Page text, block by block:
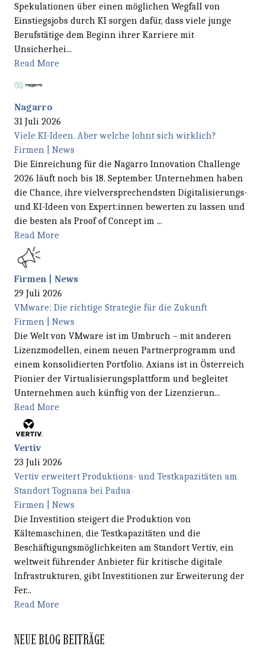
Spekulationen über einen möglichen Wegfall von
Einstiegsjobs durch KI sorgen dafür, dass viele junge
Berufstätige dem Beginn ihrer Karriere mit
Unsicherhei...
Read More
Nagarro
31 Juli 2026
Viele KI-Ideen. Aber welche lohnt sich wirklich?
Firmen | News
Die Einreichung für die Nagarro Innovation Challenge
2026 läuft noch bis 18. September. Unternehmen haben
die Chance, ihre vielversprechendsten Digitalisierungs-
und KI-Ideen von Expert:innen bewerten zu lassen und
die besten als Proof of Concept im ...
Read More
Firmen | News
29 Juli 2026
VMware: Die richtige Strategie für die Zukunft
Firmen | News
Die Welt von VMware ist im Umbruch – mit anderen
Lizenzmodellen, einem neuen Partnerprogramm und
einem konsolidierten Portfolio. Axians ist in Österreich
Pionier der Virtualisierungsplattform und begleitet
Unternehmen auch künftig von der Lizenzierun...
Read More
Vertiv
23 Juli 2026
Vertiv erweitert Produktions- und Testkapazitäten am
Standort Tognana bei Padua
Firmen | News
Die Investition steigert die Produktion von
Kältemaschinen, die Testkapazitäten und die
Beschäftigungsmöglichkeiten am Standort Vertiv, ein
weltweit führender Anbieter für kritische digitale
Infrastrukturen, gibt Investitionen zur Erweiterung der
Fer...
Read More
NEUE BLOG BEITRÄGE